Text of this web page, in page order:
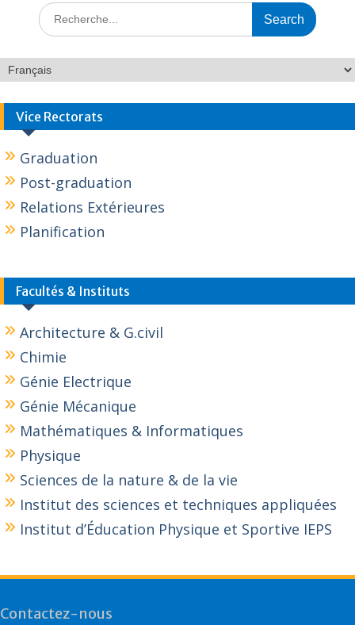
Vice Rectorats
Graduation
Post-graduation
Relations Extérieures
Planification
Facultés & Instituts
Architecture & G.civil
Chimie
Génie Electrique
Génie Mécanique
Mathématiques & Informatiques
Physique
Sciences de la nature & de la vie
Institut des sciences et techniques appliquées
Institut d’Éducation Physique et Sportive IEPS
Contactez-nous